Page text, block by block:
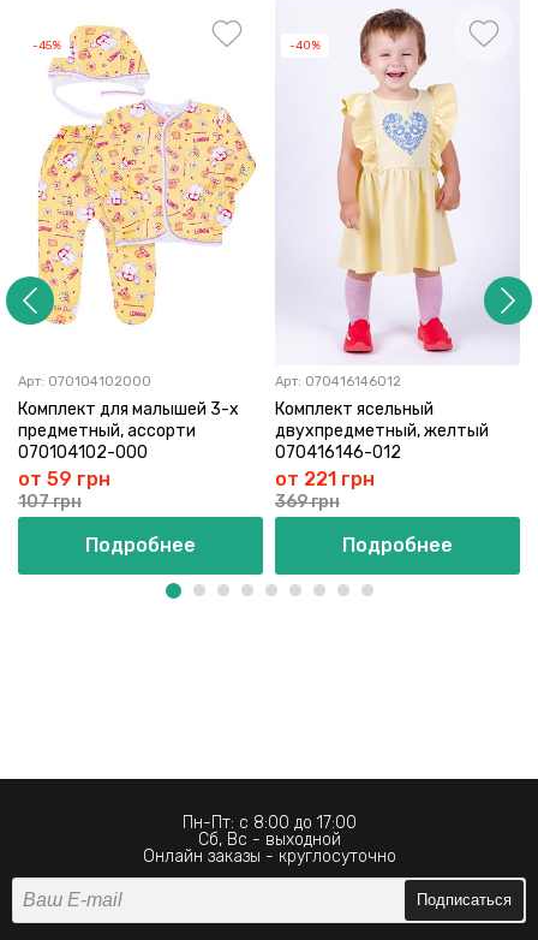
-45%
Арт: 070104102000
Комплект для малышей 3-х
предметный, ассорти
070104102-000
от 59 грн
107 грн
Подробнее
-40%
Арт: 070416146012
Комплект ясельный
двухпредметный, желтый
070416146-012
от 221 грн
369 грн
Подробнее
Пн-Пт: с 8:00 до 17:00
Сб, Вс - выходной
Онлайн заказы - круглосуточно
Подписаться